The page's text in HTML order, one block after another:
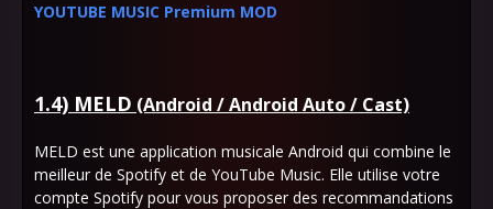
YOUTUBE MUSIC Premium MOD
1.4) MELD (Android / Android Auto / Cast)
MELD est une application musicale Android qui combine le
meilleur de Spotify et de YouTube Music. Elle utilise votre
compte Spotify pour vous proposer des recommandations